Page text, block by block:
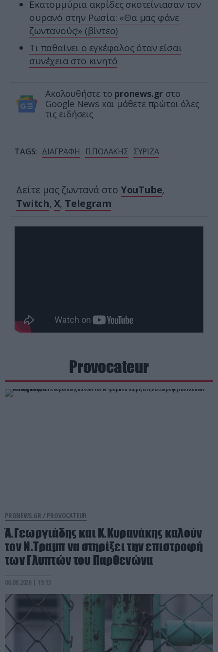
Εκατομμύρια ακρίδες σκοτείνιασαν τον
ουρανό στην Ρωσία: «Θα μας φάνε
ζωντανούς!» (βίντεο)
Τι παθαίνει ο εγκέφαλος όταν είσαι
συνέχεια στο κινητό
Ακολουθήστε το pronews.gr στο
Google News και μάθετε πρώτοι όλες
τις ειδήσεις
TAGS: ΔΙΑΓΡΑΦΗ Π.ΠΟΛΑΚΗΣ ΣΥΡΙΖΑ
Δείτε μας ζωντανά στο YouTube,
Twitch, X, Telegram
Provocateur
PRONEWS.GR / PROVOCATEUR
Ά.Γεωργιάδης και Κ.Κυρανάκης καλούν
τον Ν.Τραμπ να στηρίξει την επιστροφή
των Γλυπτών του Παρθενώνα
06.08.2026 | 19:15